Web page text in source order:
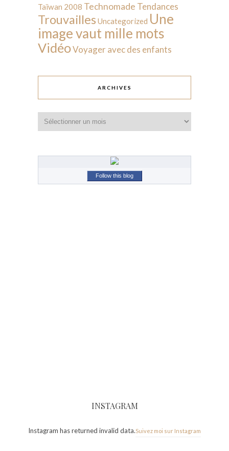
Taïwan 2008 Technomade Tendances
Trouvailles Uncategorized Une
image vaut mille mots
VidéoVoyager avec des enfants
ARCHIVES
Follow this blog
INSTAGRAM
Instagram has returned invalid data.Suivez moi sur Instagram